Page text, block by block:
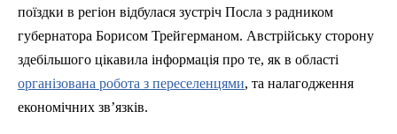
поїздки в регіон відбулася зустріч Посла з радником
губернатора Борисом Трейгерманом. Австрійську сторону
здебільшого цікавила інформація про те, як в області
організована робота з переселенцями, та налагодження
економічних зв’язків.